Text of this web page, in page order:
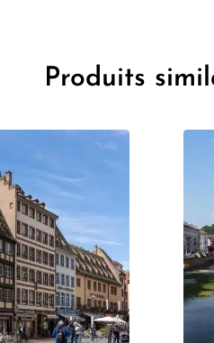
Produits